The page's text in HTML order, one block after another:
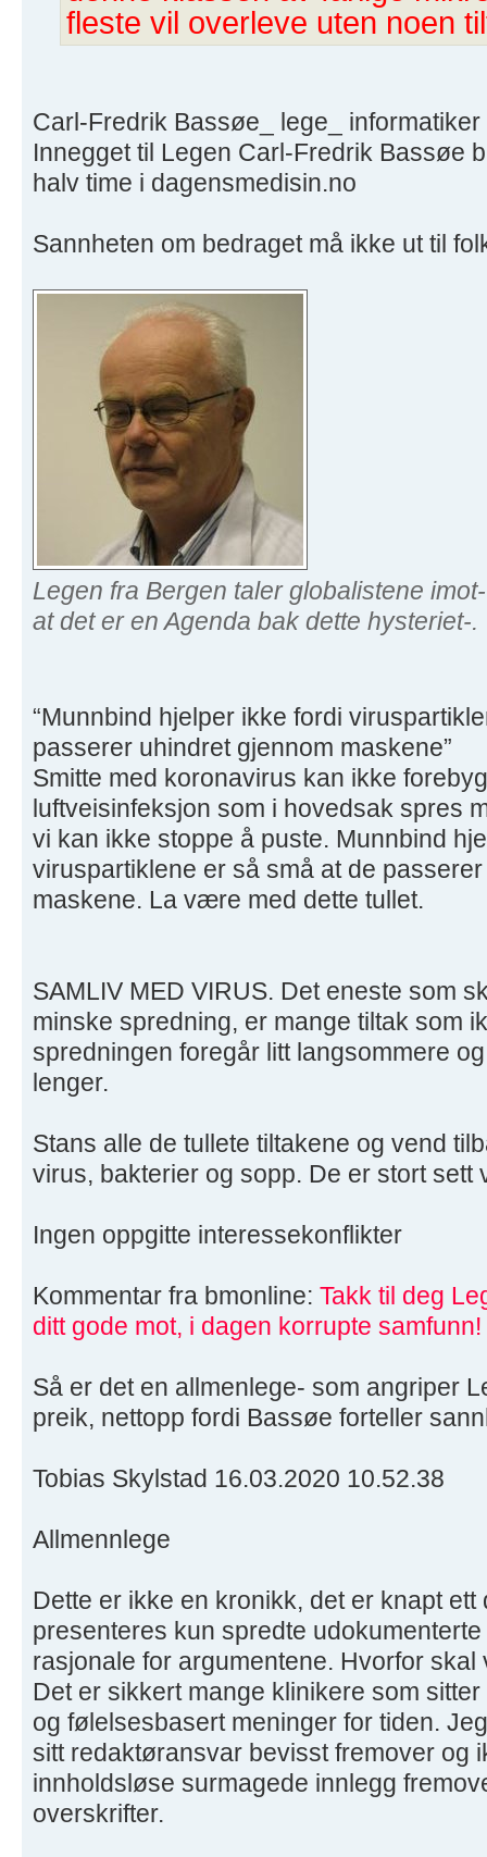
fleste vil overleve uten noen
Carl-Fredrik Bassøe_ lege_
Innegget til Legen Carl-Fredrik Bassøe
halv time i dagensmedisin.no
Sannheten om bedraget må ikke ut til
Legen fra Bergen taler globalistene
at det er en Agenda bak dette hysteriet-.
“Munnbind hjelper ikke fordi
passerer uhindret gjennom maskene”
Smitte med koronavirus kan ikke
luftveisinfeksjon som i hovedsak spres
vi kan ikke stoppe å puste. Munnbind
viruspartiklene er så små at de
maskene. La være med dette tullet.
SAMLIV MED VIRUS. Det eneste som
minske spredning, er mange tiltak som
spredningen foregår litt langsommere
lenger.
Stans alle de tullete tiltakene og vend
virus, bakterier og sopp. De er stort sett
Ingen oppgitte interessekonflikter
Kommentar fra bmonline: Takk til deg
ditt gode mot, i dagen korrupte samfunn!
Så er det en allmenlege- som angriper
preik, nettopp fordi Bassøe forteller
Tobias Skylstad 16.03.2020 10.52.38
Allmennlege
Dette er ikke en kronikk, det er knapt ett
presenteres kun spredte
rasjonale for argumentene. Hvorfor
Det er sikkert mange klinikere som
og følelsesbasert meninger for tiden.
sitt redaktøransvar bevisst fremover og
innholdsløse surmagede innlegg
overskrifter.